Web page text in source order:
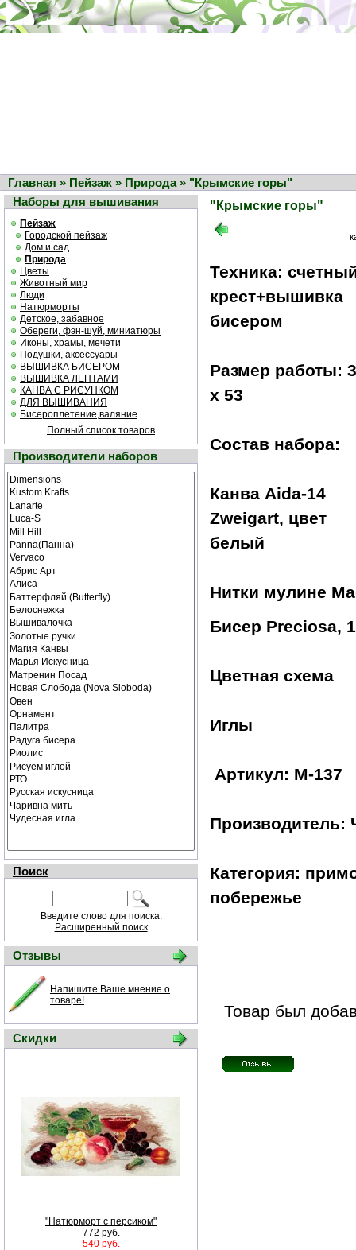
Главная » Пейзаж » Природа » "Крымские горы"
Наборы для вышивания
Пейзаж
Городской пейзаж
Дом и сад
Природа
Цветы
Животный мир
Люди
Натюрморты
Детское, забавное
Обереги, фэн-шуй, миниатюры
Иконы, храмы, мечети
Подушки, аксессуары
ВЫШИВКА БИСЕРОМ
ВЫШИВКА ЛЕНТАМИ
КАНВА С РИСУНКОМ
ДЛЯ ВЫШИВАНИЯ
Бисероплетение,валяние
Полный список товаров
Производители наборов
Поиск
Введите слово для поиска.
Расширенный поиск
Отзывы
Напишите Ваше мнение о
товаре!
Скидки
"Натюрморт с персиком"
772 руб.
540 руб.
"Крымские горы"
Техника:
крест+вышивка
бисером
Размер работы:
х 53
Состав набора:
Канва Aida-14
Zweigart, цвет
белый
Нитки мулине
Бисер Preciosa,
Цветная схема
Иглы
Артикул: М-137
Производитель:
Категория:
побережье
Товар был